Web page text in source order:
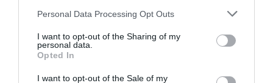
Please note that this website/app uses one or more Google
not limited to your visit or usage behaviour. You may click to
grant or deny consent to Google and its third-party tags to
use your data for below specified purposes in below Google
consent section.
Personal Data Processing Opt Outs
I want to opt-out of the Sharing of my
personal data.
Opted In
I want to opt-out of the Sale of my
milliós követőtáborának a Youtube